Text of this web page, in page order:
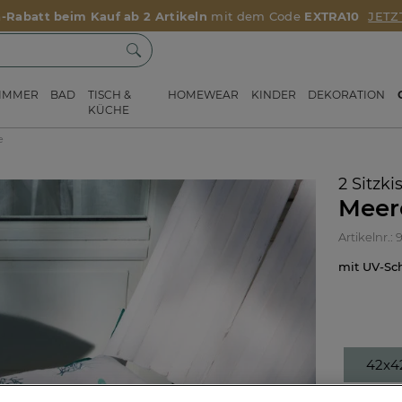
Rabatt beim Kauf ab 2 Artikeln mit dem Code EXTRA10
BAD
TISCH &
KÜCHE
HOMEWEAR KINDER DEKORATION
2
Artikelnr.:
mit UV-